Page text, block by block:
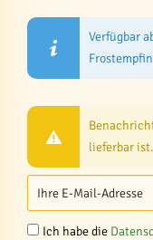
Verfügbar
lieferbar ist.
Ich habe die